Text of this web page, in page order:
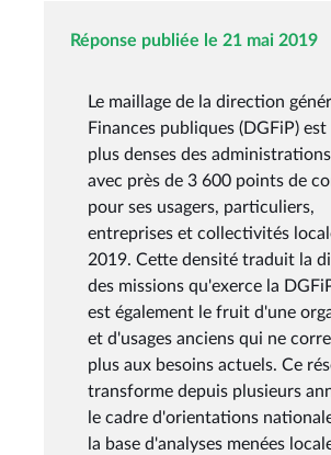
Réponse publiée le 21 mai 2019
Le maillage de la direction
Finances publiques (DGFiP) est
plus denses des
avec près de 3 600 points de
pour ses usagers, particuliers,
entreprises et collectivités
2019. Cette densité traduit la
des missions qu'exerce la
est également le fruit d'une
et d'usages anciens qui ne
plus aux besoins actuels. Ce
transforme depuis plusieurs
le cadre d'orientations
la base d'analyses menées